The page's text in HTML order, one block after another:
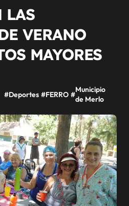
VERANO
MAYORES
#Deportes #FERRO #
Municipio
de Merlo